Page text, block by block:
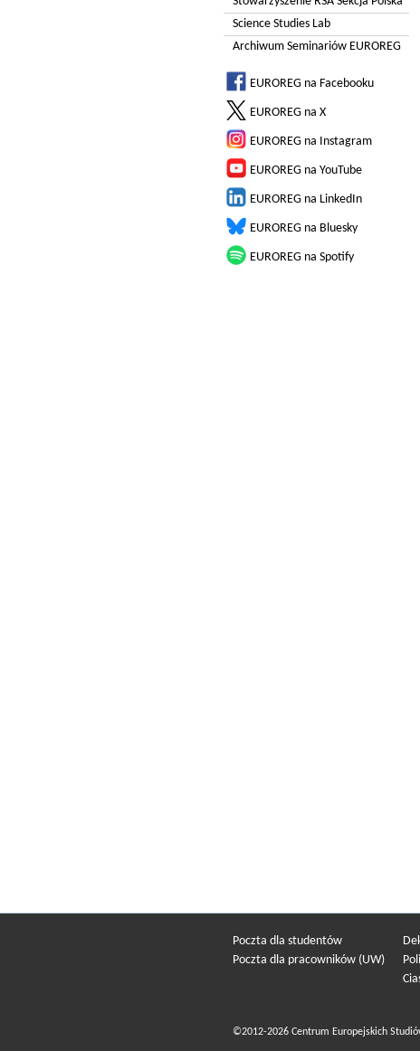
Science Studies Lab
Archiwum Seminariów EUROREG
EUROREG na Facebooku
EUROREG na X
EUROREG na Instagram
EUROREG na YouTube
EUROREG na LinkedIn
EUROREG na Bluesky
EUROREG na Spotify
Poczta dla studentów
Poczta dla pracowników (UW)
©2012-2026 Centrum Europejskich